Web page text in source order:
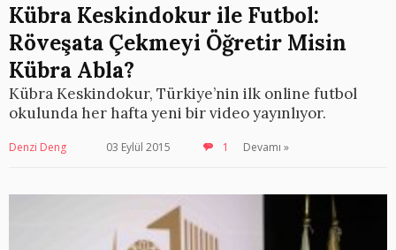
Kübra Keskindokur ile Futbol:
Röveşata Çekmeyi Öğretir Misin
Kübra Abla?
Kübra Keskindokur, Türkiye’nin ilk online futbol
okulunda her hafta yeni bir video yayınlıyor.
Denzi Deng 03 Eylül 2015 1 Devamı »